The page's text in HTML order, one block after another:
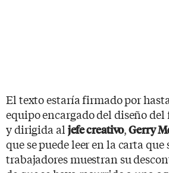
El texto estaría firmado por
equipo encargado del diseño
y dirigida al jefe creativo,Gerry
que se puede leer en la carta
trabajadores muestran su